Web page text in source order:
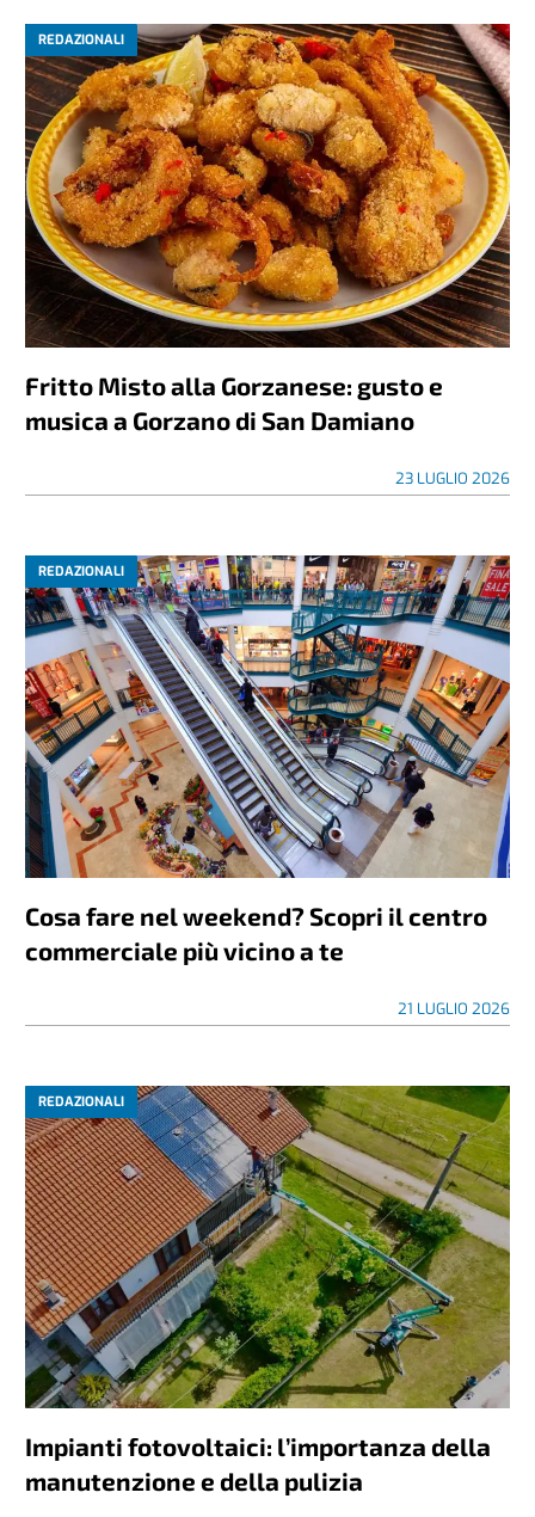
REDAZIONALI
Fritto Misto alla Gorzanese: gusto e
musica a Gorzano di San Damiano
23 LUGLIO 2026
REDAZIONALI
Cosa fare nel weekend? Scopri il centro
commerciale più vicino a te
21 LUGLIO 2026
REDAZIONALI
Impianti fotovoltaici: l’importanza della
manutenzione e della pulizia